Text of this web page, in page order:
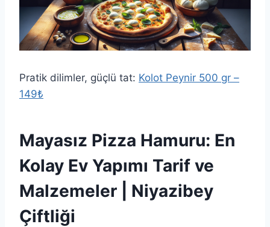
Pratik dilimler, güçlü tat: Kolot Peynir 500 gr –
149₺
Mayasız Pizza Hamuru: En
Kolay Ev Yapımı Tarif ve
Malzemeler | Niyazibey
Çiftliği